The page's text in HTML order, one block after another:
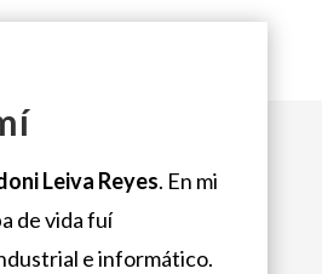
Leiva Reyes. En mi
de vida fuí
e informático.